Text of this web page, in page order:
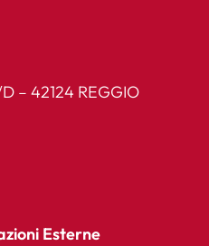
– 42124 REGGIO
Esterne